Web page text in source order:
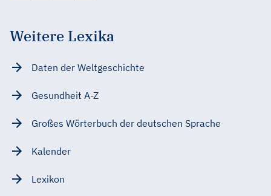
Weitere Lexika
Daten der Weltgeschichte
Gesundheit A-Z
Großes Wörterbuch der deutschen Sprache
Kalender
Lexikon